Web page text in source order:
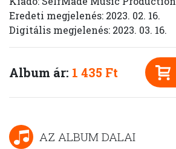
Eredeti megjelenés: 2023. 02. 16.
Digitális megjelenés: 2023. 03. 16.
Album ár: 1 435 Ft
AZ ALBUM DALAI